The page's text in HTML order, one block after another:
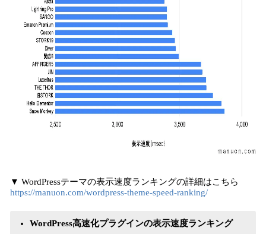
▼ WordPressテーマの表示速度ランキングの詳細はこちら
https://manuon.com/wordpress-theme-speed-ranking/
WordPress高速化プラグインの表示速度ランキング